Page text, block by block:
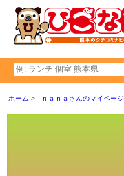
ホーム ｎａｎａさんのマイページ